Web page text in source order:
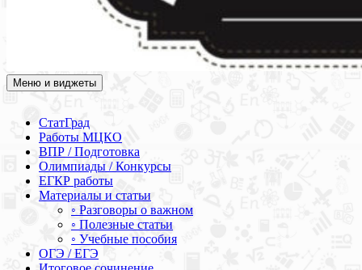
Академия СОВА
Подготовка к ЕГЭ, ОГЭ, ВПР, МЦКО, СтатГрад, КДР, ВОШ,
Меню и виджеты
СтатГрад
Работы МЦКО
ВПР / Подготовка
Олимпиады / Конкурсы
ЕГКР работы
Материалы и статьи
◦ Разговоры о важном
◦ Полезные статьи
◦ Учебные пособия
ОГЭ / ЕГЭ